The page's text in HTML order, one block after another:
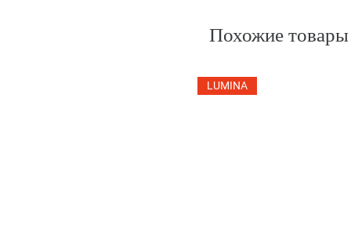
Похожие товары
LUMINA